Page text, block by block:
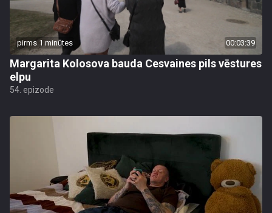
pirms 1 minūtes 00:03:39
Margarita Kolosova bauda Cesvaines pils vēstures
elpu
54. epizode